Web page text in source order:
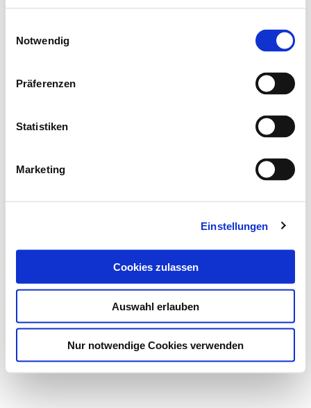
Notwendig
Präferenzen
Statistiken
Marketing
Einstellungen
Cookies zulassen
Auswahl erlauben
Nur notwendige Cookies verwenden